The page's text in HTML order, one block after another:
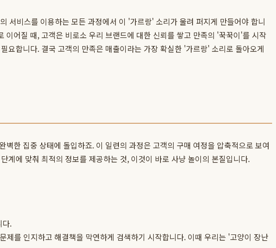
서비스를 이용하는 모든 과정에서 이 '가르랑' 소리가 울려 퍼지게 만들어야 합니
어질 때, 고객은 비로소 우리 브랜드에 대한 신뢰를 쌓고 만족의 '꾹꾹이'를 시작
요합니다. 결국 고객의 만족은 매출이라는 가장 확실한 '가르랑' 소리로 돌아오게
한 집중 상태에 돌입하죠. 이 일련의 과정은 고객의 구매 여정을 압축적으로 보여
에 맞춰 최적의 정보를 제공하는 것, 이것이 바로 사냥 놀이의 본질입니다.
다.
를 인지하고 해결책을 막연하게 검색하기 시작합니다. 이때 우리는 '고양이 장난